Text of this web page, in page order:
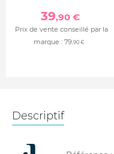
39,90 €
Prix de vente conseillé par la
marque : 79,90 €
Descriptif